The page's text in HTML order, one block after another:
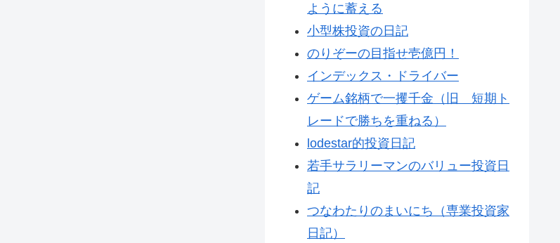
ように蓄える
小型株投資の日記
のりぞーの目指せ壱億円！
インデックス・ドライバー
ゲーム銘柄で一攫千金（旧 短期ト
レードで勝ちを重ねる）
lodestar的投資日記
若手サラリーマンのバリュー投資日
記
つなわたりのまいにち（専業投資家
日記）